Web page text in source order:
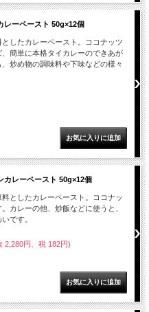
レーペースト 50g×12個
したカレーペースト。ココナッツ
、簡単に本格タイカレーのできあが
炒め物の調味料や下味などの様々
カレーペースト 50g×12個
としたカレーペースト。ココナッ
カレーの他、炒飯などに使うと、
です。
2,280円、税 182円)